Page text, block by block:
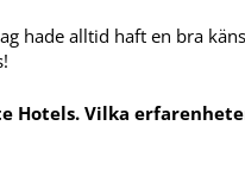
hade alltid haft en bra
Hotels. Vilka